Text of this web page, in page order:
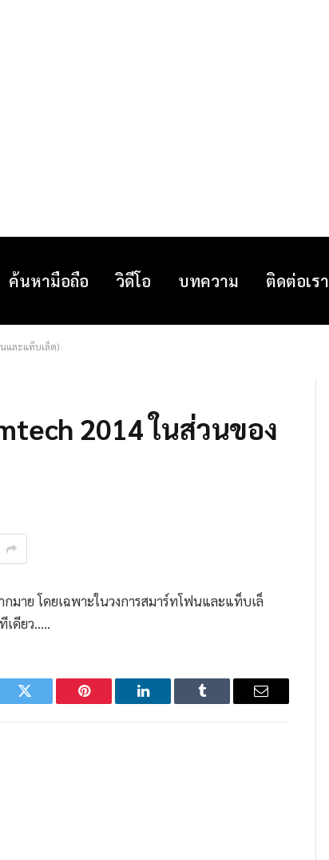
ค้นหามือถือ วิดีโอ บทความ ติดต่อเรา
และแท็บเล็ต)
2014 ในส่วนของ
มาย โดยเฉพาะในวงการสมาร์ทโฟนและแท็บเล็
เดียว…..
Twitter Pinterest LinkedIn Tumblr Email